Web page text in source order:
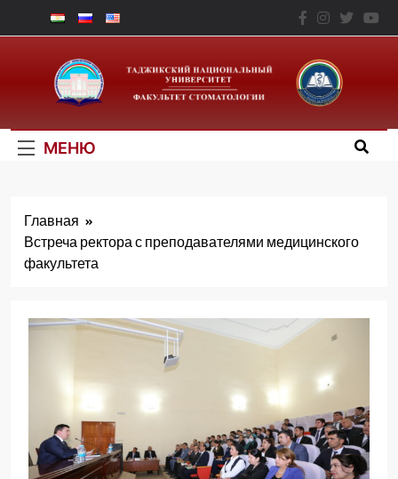
Перейти
к
Факультет
Стоматологии – ТНУ
МЕНЮ
Главная
Встреча ректора с преподавателями медицинского
факультета